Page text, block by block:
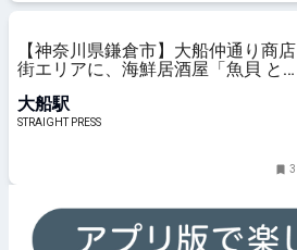
【神奈川県鎌倉市】大船仲通り商店
街エリアに、海鮮居酒屋「魚貝 と
大船駅
STRAIGHT PRESS
3